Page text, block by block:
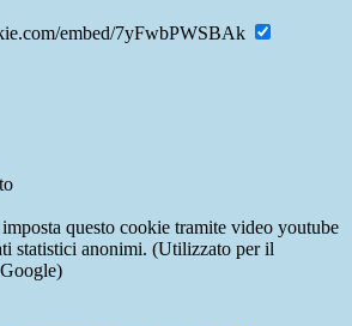
embed/7yFwbPWSBAk
questo cookie tramite video youtube
statistici anonimi. (Utilizzato per il